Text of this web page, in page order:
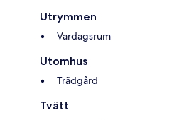
Utrymmen
Vardagsrum
Utomhus
Trädgård
Tvätt